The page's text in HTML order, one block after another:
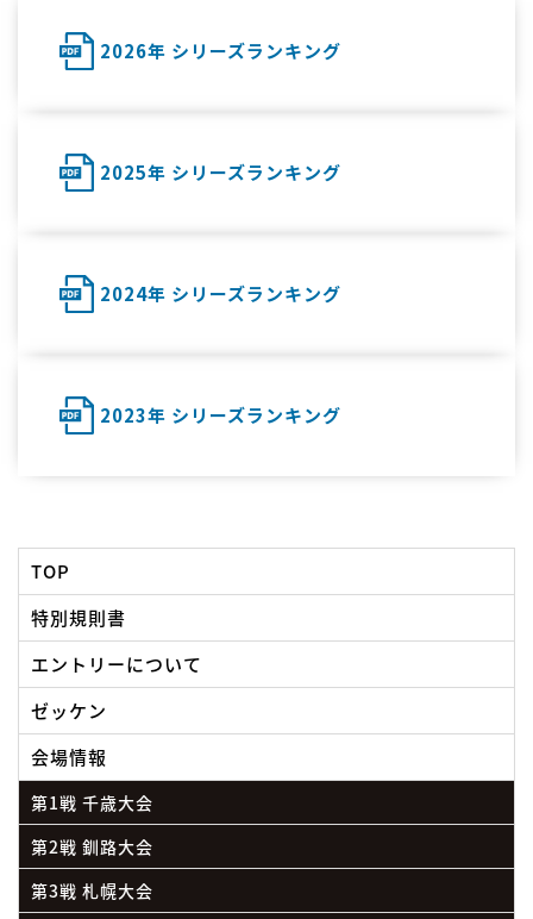
2026年 シリーズランキング
2025年 シリーズランキング
2024年 シリーズランキング
2023年 シリーズランキング
TOP
特別規則書
エントリーについて
ゼッケン
会場情報
第1戦 千歳大会
第2戦 釧路大会
第3戦 札幌大会